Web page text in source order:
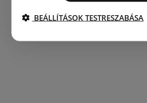
BEÁLLÍTÁSOK TESTRESZABÁSA